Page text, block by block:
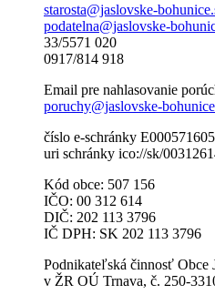
starosta@jaslovske-
podatelna@jaslovske-
33/5571 020
0917/814 918
Email pre nahlasovanie
poruchy@jaslovske-
číslo e-schránky
uri schránky ico://sk/
Kód obce: 507 156
IČO: 00 312 614
DIČ: 202 113 3796
IČ DPH: SK 202 113 3796
Podnikateľská činnosť Obce
v ŽR OÚ Trnava, č. 250-